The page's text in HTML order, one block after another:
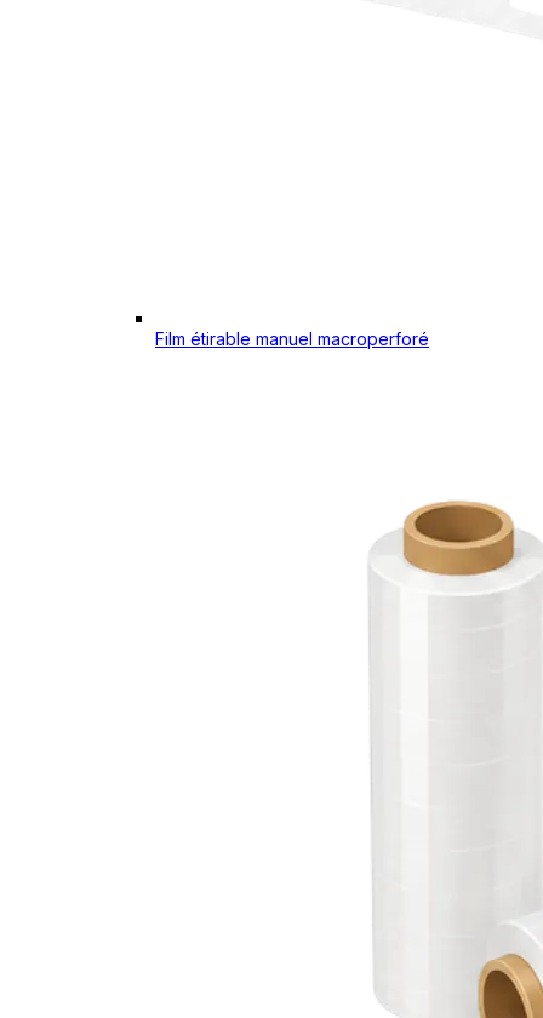
Film étirable manuel macroperforé